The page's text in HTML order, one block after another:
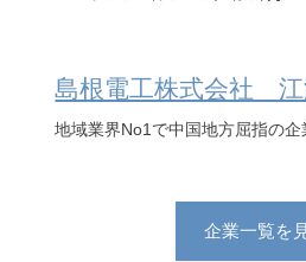
島根電工株式会社 江
地域業界No1で中国地方屈指の企
企業一覧を